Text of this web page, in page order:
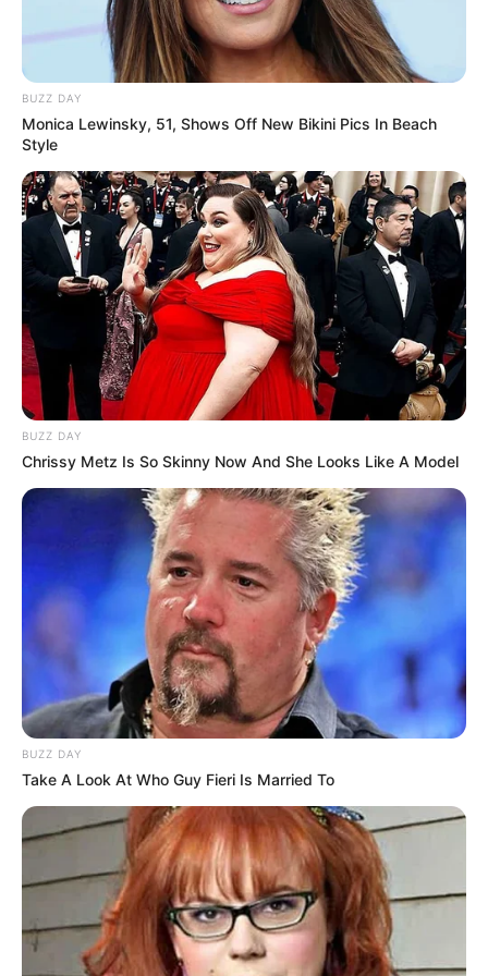
Angebote integriert. Wenn etwas darüber gebucht oder
gekauft wird, ist das eine Unterstützung, ohne dass sich
dadurch der Preis ändert.
BUZZ DAY
Monica Lewinsky, 51, Shows Off New Bikini Pics In Beach
Style
BUZZ DAY
Chrissy Metz Is So Skinny Now And She Looks Like A Model
BUZZ DAY
Take A Look At Who Guy Fieri Is Married To